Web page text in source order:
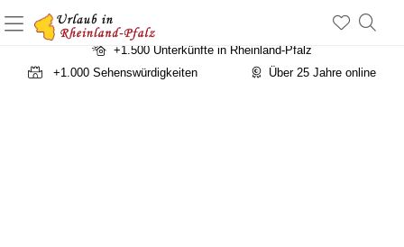
+1.500 Unterkünfte in Rheinland-Pfalz
+1.000 Sehenswürdigkeiten
Über 25 Jahre online